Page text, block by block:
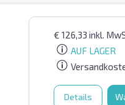
€ 126,33 inkl.
AUF LAGER
Details